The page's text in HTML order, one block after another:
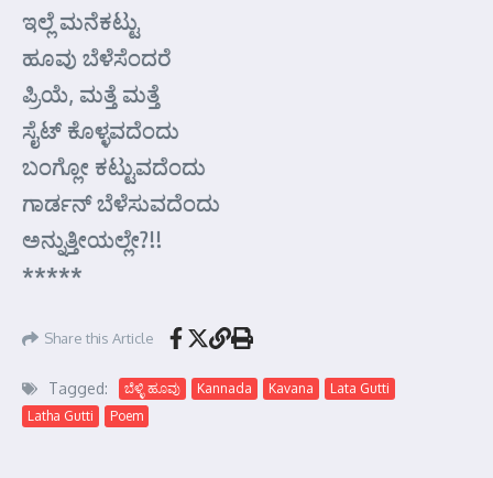
ಇಲ್ಲೆ ಮನೆಕಟ್ಟು
ಹೂವು ಬೆಳೆಸೆಂದರೆ
ಪ್ರಿಯೆ, ಮತ್ತೆ ಮತ್ತೆ
ಸೈಟ್ ಕೊಳ್ಳವದೆಂದು
ಬಂಗ್ಲೋ ಕಟ್ಟುವದೆಂದು
ಗಾರ್ಡನ್ ಬೆಳೆಸುವದೆಂದು
ಅನ್ನುತ್ತೀಯಲ್ಲೇ?!!
*****
Share this Article
Tagged: ಬೆಳ್ಳಿ ಹೂವು Kannada Kavana
Lata Gutti
Latha Gutti
Poem